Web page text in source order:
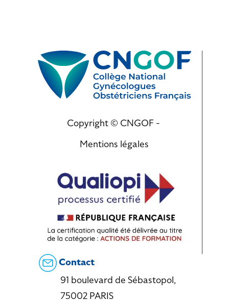
Copyright © CNGOF -
Mentions légales
Contact
91 boulevard de Sébastopol,
75002 PARIS